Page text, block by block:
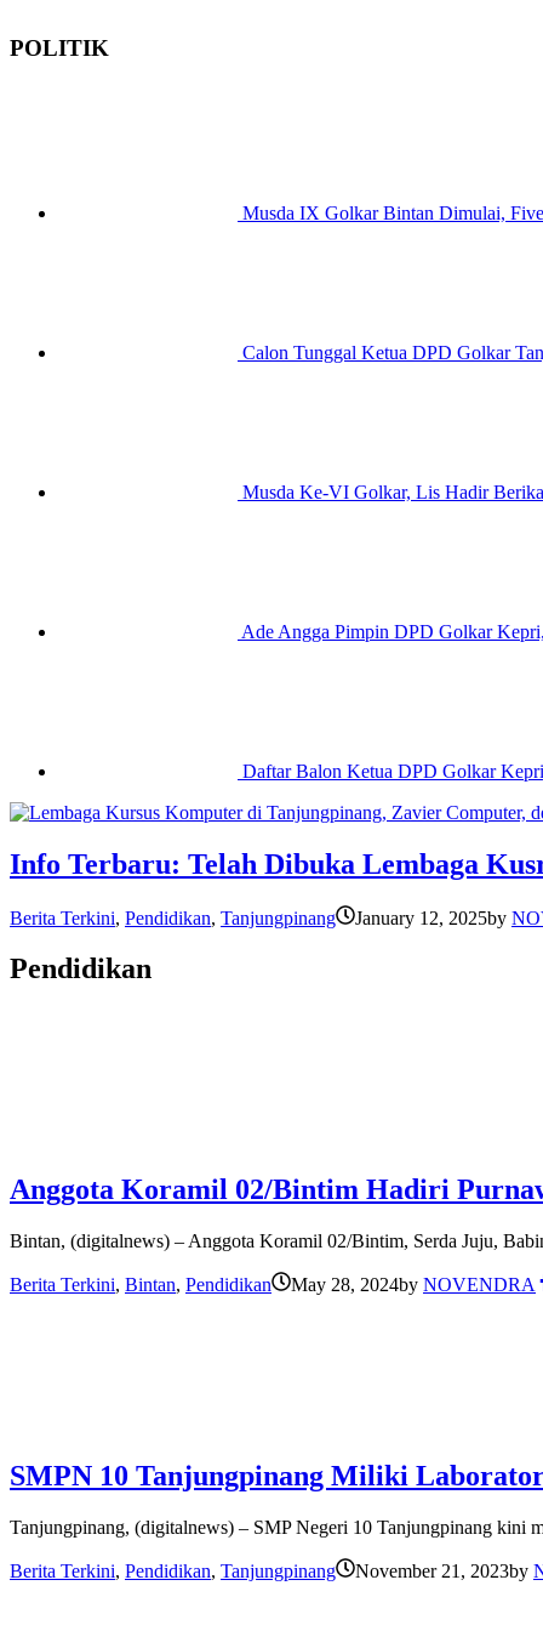
POLITIK
Musda IX Golkar Bintan Dimulai,
Calon Tunggal Ketua DPD Golkar
Musda Ke-VI Golkar, Lis Hadir
Ade Angga Pimpin DPD Golkar
Daftar Balon Ketua DPD Golkar
Info Terbaru: Telah Dibuka Lembaga
Berita Terkini, Pendidikan, Tanjungpinang January 12, 2025by
Pendidikan
Anggota Koramil 02/Bintim Hadiri
Bintan, (digitalnews) – Anggota Koramil 02/Bintim, Serda Juju,
Berita Terkini, Bintan, Pendidikan May 28, 2024by NOVENDRA
SMPN 10 Tanjungpinang Miliki
Tanjungpinang, (digitalnews) – SMP Negeri 10 Tanjungpinang kini
Berita Terkini, Pendidikan, Tanjungpinang November 21, 2023by